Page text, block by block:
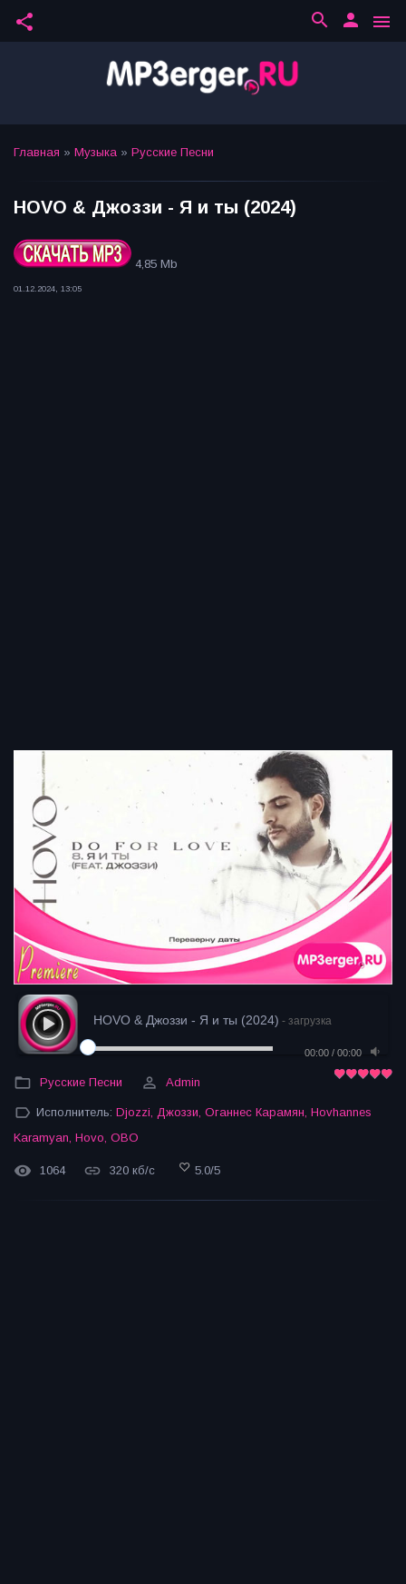
share menu
person
search
Главная » Музыка » Русские Песни
HOVO & Джоззи - Я и ты (2024)
4,85 Mb
01.12.2024, 13:05
HOVO & Джоззи - Я и ты (2024) - загрузка
00:00 / 00:00
Русские Песни Admin
Исполнитель: Djozzi Джоззи Оганнес Карамян Hovhannes
Karamyan, Hovo, ОВО
1064 320 кб/с 5.0/5